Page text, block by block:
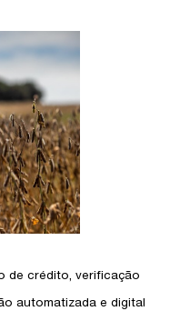
de crédito, verificação
automatizada e digital